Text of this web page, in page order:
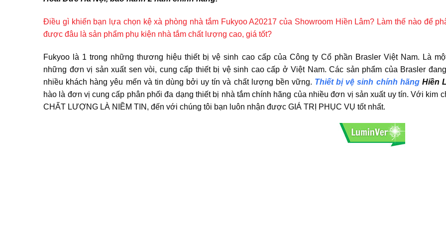
Điều gì khiến bạn lựa chọn kệ xà phòng nhà tắm Fukyoo A20217 của Showroom Hiền Lâm? Làm thế nào để
được đâu là sản phẩm phụ kiện nhà tắm chất lượng cao, giá tốt?
Fukyoo là 1 trong những thương hiệu thiết bị vệ sinh cao cấp của Công ty Cổ phần Brasler Việt Nam. Là
những đơn vị sản xuất sen vòi, cung cấp thiết bị vệ sinh cao cấp ở Việt Nam. Các sản phẩm của Brasler
nhiều khách hàng yêu mến và tin dùng bởi uy tín và chất lượng bền vững. Thiết bị vệ sinh chính hãngHiền
hào là đơn vị cung cấp phân phối đa dạng thiết bị nhà tắm chính hãng của nhiều đơn vị sản xuất uy tín. Với kim
CHẤT LƯỢNG LÀ NIỀM TIN, đến với chúng tôi bạn luôn nhận được GIÁ TRỊ PHỤC VỤ tốt nhất.